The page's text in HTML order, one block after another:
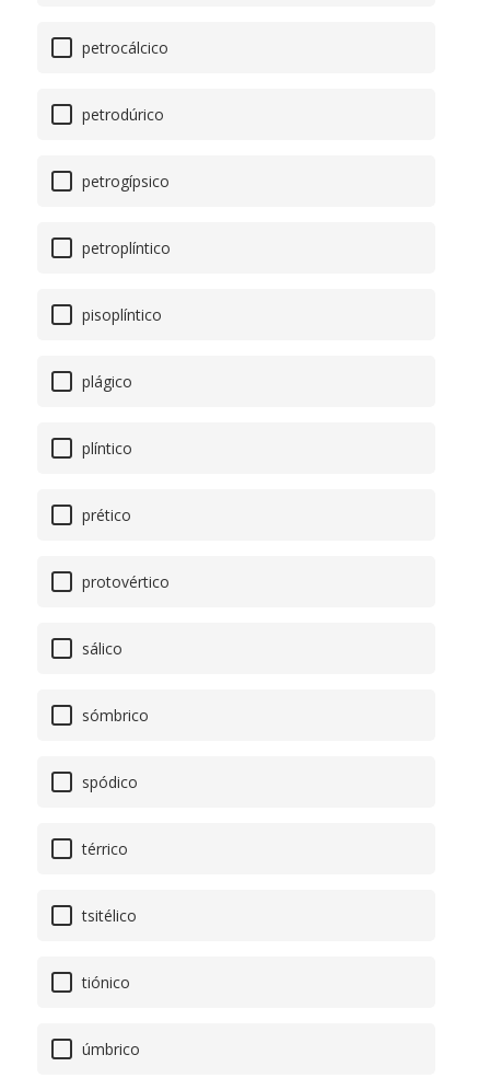
petrocálcico
petrodúrico
petrogípsico
petroplíntico
pisoplíntico
plágico
plíntico
prético
protovértico
sálico
sómbrico
spódico
térrico
tsitélico
tiónico
úmbrico